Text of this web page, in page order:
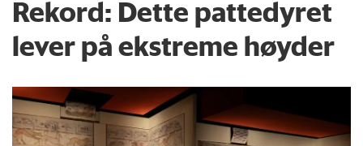
Rekord: Dette pattedyret
lever på ekstreme høyder